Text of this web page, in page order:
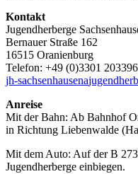
Kontakt
Jugendherberge
Bernauer Straße 162
16515 Oranienburg
Telefon: +49 (0)3301 203396
jh-sachsenhausena
Anreise
Mit der Bahn: Ab Bahnhof
in Richtung Liebenwalde
Mit dem Auto: Auf der B
Jugendherberge einbiegen.